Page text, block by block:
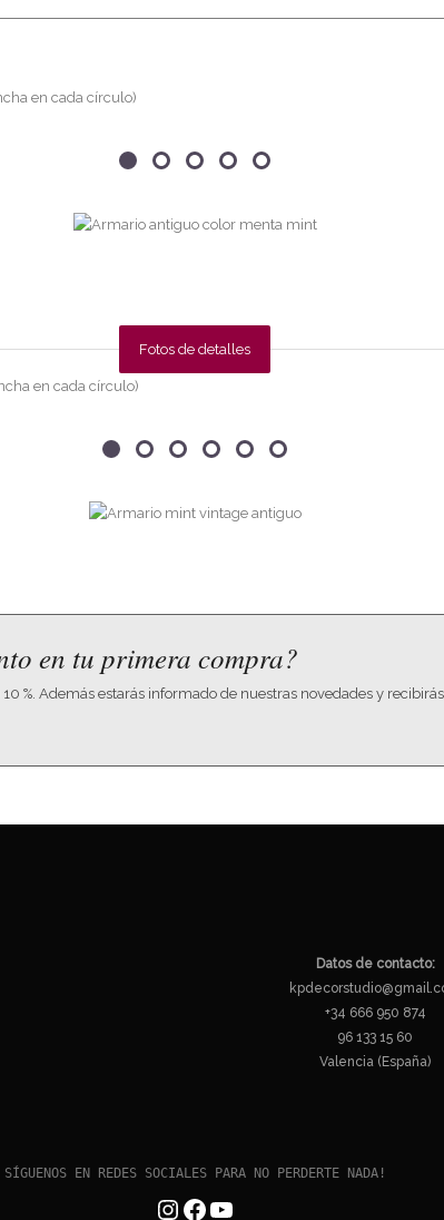
en cada círculo)
Fotos de detalles
en cada círculo)
en tu primera compra?
%. Además estarás informado de nuestras novedades y recibirás
Datos de contacto:
+34 666 950 874
96 133 15 60
Valencia (España)
Instagram
Facebook